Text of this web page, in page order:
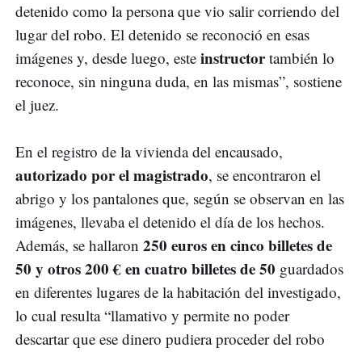
detenido como la persona que vio salir corriendo del
lugar del robo. El detenido se reconoció en esas
imágenes y, desde luego, este instructortambién lo
reconoce, sin ninguna duda, en las mismas”, sostiene
el juez.
En el registro de la vivienda del encausado,
autorizado por el magistrado, se encontraron el
abrigo y los pantalones que, según se observan en las
imágenes, llevaba el detenido el día de los hechos.
Además, se hallaron 250 euros en cinco billetes de
50 y otros 200 € en cuatro billetes de 50 guardados
en diferentes lugares de la habitación del investigado,
lo cual resulta “llamativo y permite no poder
descartar que ese dinero pudiera proceder del robo